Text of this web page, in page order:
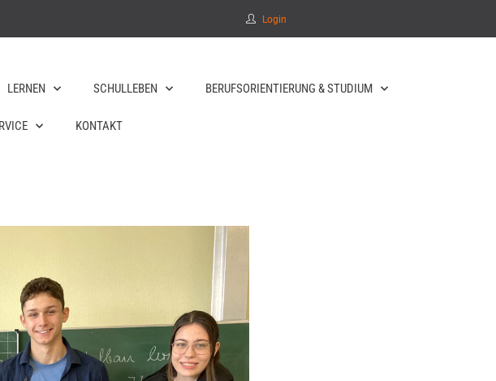
Login
LERNEN SCHULLEBEN BERUFSORIENTIERUNG & STUDIUM
KONTAKT